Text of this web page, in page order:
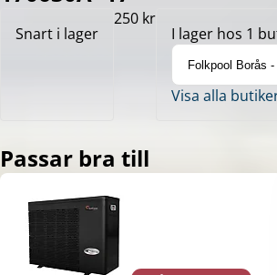
Snart i lager
250 kr
I lager hos 1
Visa alla
Passar bra till